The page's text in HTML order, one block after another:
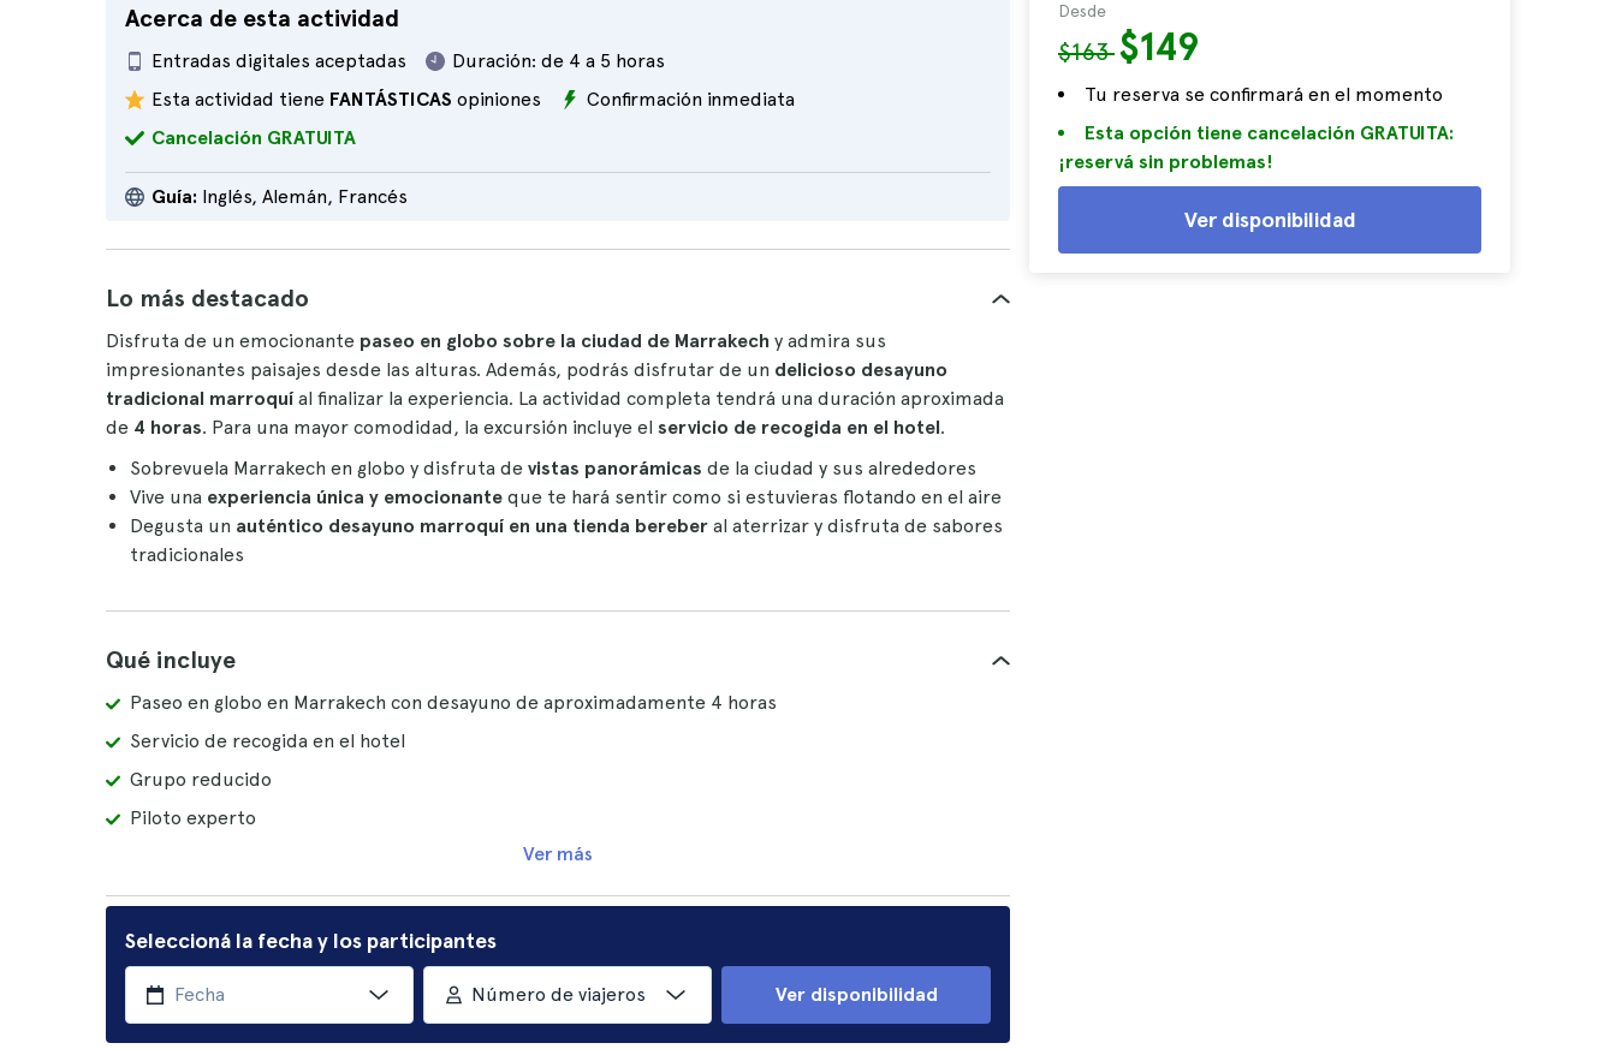
Acerca de esta actividad
Entradas digitales aceptadas Duración: de 4 a 5 horas
Esta actividad tiene FANTÁSTICAS opiniones
Confirmación inmediata
Cancelación GRATUITA
Guía: Inglés, Alemán, Francés
Desde
$163$149
Tu reserva se confirmará en el momento
Esta opción tiene cancelación GRATUITA:
¡reservá sin problemas!
Ver disponibilidad
Lo más destacado
Disfruta de un emocionante paseo en globo sobre la ciudad de Marrakech y admira sus
impresionantes paisajes desde las alturas. Además, podrás disfrutar de un delicioso desayuno
tradicional marroquí al finalizar la experiencia. La actividad completa tendrá una duración aproximada
de 4 horas. Para una mayor comodidad, la excursión incluye el servicio de recogida en el hotel.
Sobrevuela Marrakech en globo y disfruta de vistas panorámicas de la ciudad y sus alrededores
Vive una experiencia única y emocionante que te hará sentir como si estuvieras flotando en el aire
Degusta un auténtico desayuno marroquí en una tienda bereber al aterrizar y disfruta de sabores
tradicionales
Qué incluye
Paseo en globo en Marrakech con desayuno de aproximadamente 4 horas
Servicio de recogida en el hotel
Grupo reducido
Piloto experto
Ver más
Seleccioná la fecha y los participantes
Número de viajeros Ver disponibilidad